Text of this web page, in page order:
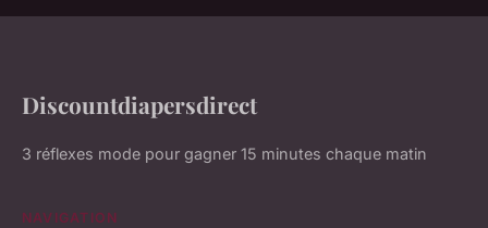
Discountdiapersdirect
3 réflexes mode pour gagner 15 minutes chaque matin
NAVIGATION